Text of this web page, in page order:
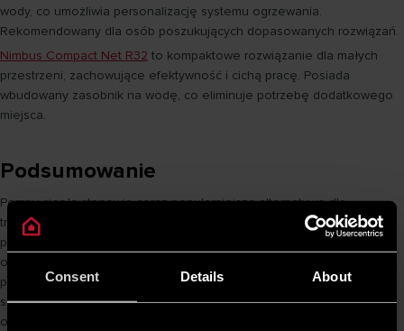
Consent Details About
wody, co umożliwia personalizację systemu ogrzewania.
Rekomendowany dla osób poszukujących dopasowanych rozwiązań.
Nimbus Compact Net R32 to kompaktowe rozwiązanie dla małych
przestrzeni, zachowujące efektywność i cichą pracę. Posiada
wbudowany zasobnik na wodę, co eliminuje potrzebę dodatkowego
miejsca.
Podsumowanie
Pompy ciepła stanowią coraz popularniejszą alternatywę dla
tradycyjnych systemów grzewczych w domach. Działają na zasadzie
przekształcania energii cieplnej, wykorzystując cykl chłodzenia i
ogrzewania oraz czynniki chłodnicze. Są uważane za ekologiczne,
ponieważ bazują na odnawialnych źródłach energii i nie emitują
szkodliwych substancji. Pompy ciepła oferują wiele zalet, takich jak
oszczędność energii, wszechstronność zastosowania i długa